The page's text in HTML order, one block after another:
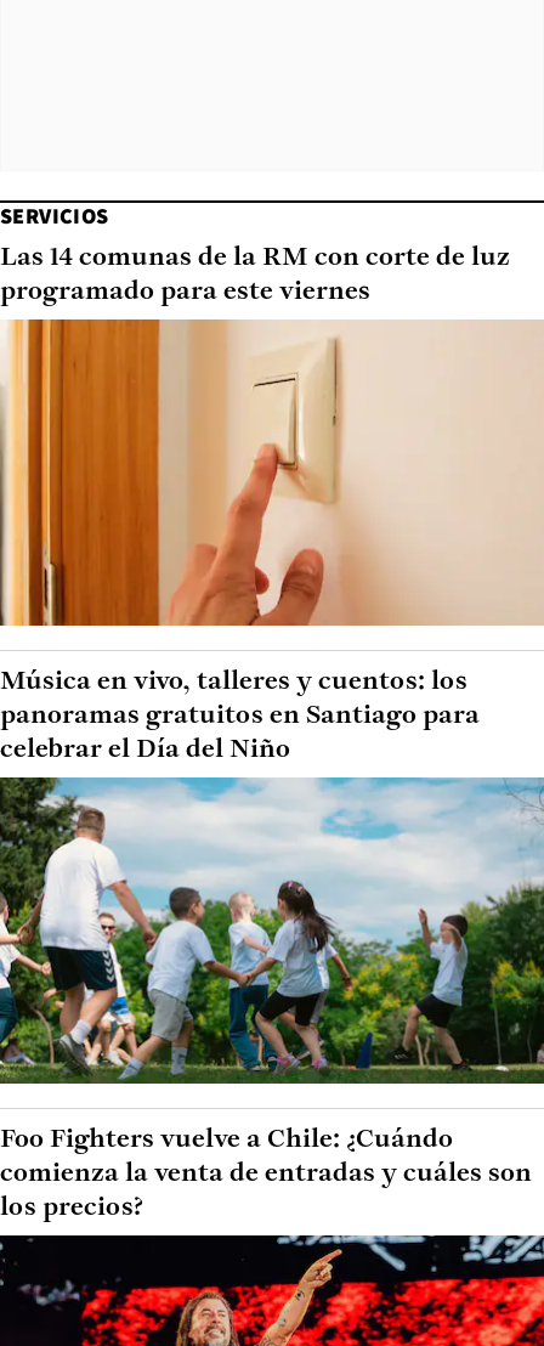
SERVICIOS
Las 14 comunas de la RM con corte de luz
programado para este viernes
Música en vivo, talleres y cuentos: los
panoramas gratuitos en Santiago para
celebrar el Día del Niño
Foo Fighters vuelve a Chile: ¿Cuándo
comienza la venta de entradas y cuáles son
los precios?